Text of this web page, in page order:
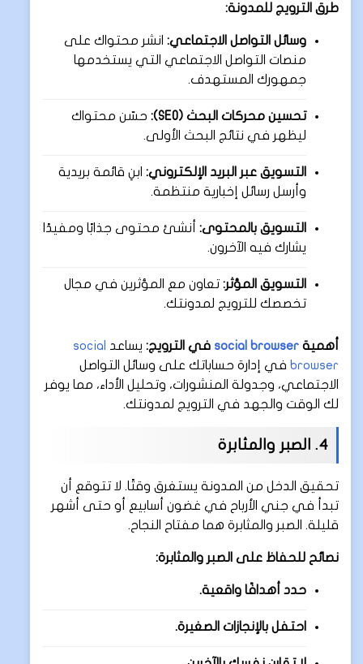
طرق الترويج للمدونة:
وسائل التواصل الاجتماعي:انشر محتواك على
منصات التواصل الاجتماعي التي يستخدمها
جمهورك المستهدف.
تحسين محركات البحث (SEO):
حسّن محتواك
ليظهر في نتائج البحث الأولى.
التسويق عبر البريد الإلكتروني:ابنِ قائمة بريدية
وأرسل رسائل إخبارية منتظمة.
التسويق بالمحتوى:أنشئ محتوى جذابًا ومفيدًا
يشارك فيه الآخرون.
التسويق المؤثر:تعاون مع المؤثرين في مجال
تخصصك للترويج لمدونتك.
أهمية social browserفي الترويج:يساعد social
browserفي إدارة حساباتك على وسائل التواصل
الاجتماعي، وجدولة المنشورات، وتحليل الأداء، مما يوفر
لك الوقت والجهد في الترويج لمدونتك.
4. الصبر والمثابرة
تحقيق الدخل من المدونة يستغرق وقتًا. لا تتوقع أن
تبدأ في جني الأرباح في غضون أسابيع أو حتى أشهر
قليلة. الصبر والمثابرة هما مفتاح النجاح.
نصائح للحفاظ على الصبر والمثابرة:
حدد أهدافًا واقعية.
احتفل بالإنجازات الصغيرة.